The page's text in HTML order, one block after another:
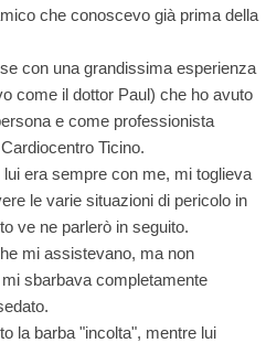
che conoscevo già prima della
con una grandissima esperienza
come il dottor Paul) che ho avuto
e come professionista
Cardiocentro Ticino.
era sempre con me, mi toglieva
le varie situazioni di pericolo in
ve ne parlerò in seguito.
mi assistevano, ma non
sbarbava completamente
la barba "incolta", mentre lui